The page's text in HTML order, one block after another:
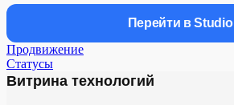
Перейти в Studio
Продвижение
Статусы
Витрина технологий